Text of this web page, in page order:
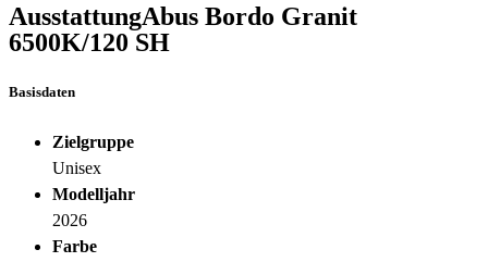
AusstattungAbus Bordo Granit
6500K/120 SH
Basisdaten
Zielgruppe
Unisex
Modelljahr
2026
Farbe